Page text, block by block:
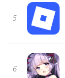
5
6